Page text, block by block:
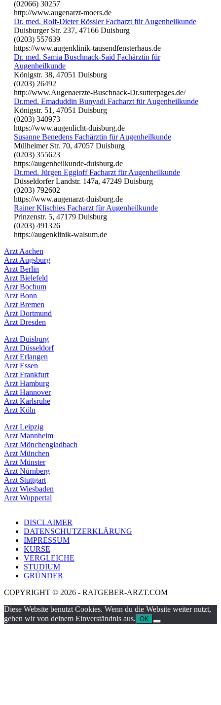
(02066) 30257
http://www.augenarzt-moers.de
Dr. med. Rolf-Dieter Rössler Facharzt für Augenheilkunde
Duisburger Str. 237, 47166 Duisburg
(0203) 557639
https://www.augenklinik-tausendfensterhaus.de
Dr. med. Samia Buschnack-Said Fachärztin für
Augenheilkunde
Königstr. 38, 47051 Duisburg
(0203) 26492
http://www.Augenaerzte-Buschnack-Dr.sutterpages.de/
Dr.med. Emaduddin Bunyadi Facharzt für Augenheilkunde
Königstr. 51, 47051 Duisburg
(0203) 340973
https://www.augenlicht-duisburg.de
Susanne Benedens Fachärztin für Augenheilkunde
Mülheimer Str. 70, 47057 Duisburg
(0203) 355623
https://augenheilkunde-duisburg.de
Dr.med. Jürgen Eggloff Facharzt für Augenheilkunde
Düsseldorfer Landstr. 147a, 47249 Duisburg
(0203) 792602
https://www.augenarzt-duisburg.de
Rainer Klischies Facharzt für Augenheilkunde
Prinzenstr. 5, 47179 Duisburg
(0203) 491326
https://augenklinik-walsum.de
Arzt Aachen
Arzt Augsburg
Arzt Berlin
Arzt Bielefeld
Arzt Bochum
Arzt Bonn
Arzt Bremen
Arzt Dortmund
Arzt Dresden
Arzt Duisburg
Arzt Düsseldorf
Arzt Erlangen
Arzt Essen
Arzt Frankfurt
Arzt Hamburg
Arzt Hannover
Arzt Karlsruhe
Arzt Köln
Arzt Leipzig
Arzt Mannheim
Arzt Mönchengladbach
Arzt München
Arzt Münster
Arzt Nürnberg
Arzt Stuttgart
Arzt Wiesbaden
Arzt Wuppertal
DISCLAIMER
DATENSCHUTZERKLÄRUNG
IMPRESSUM
KURSE
VERGLEICHE
STUDIUM
GRÜNDER
COPYRIGHT © 2026 - RATGEBER-ARZT.COM
Diese Website benutzt Cookies. Wenn du die Website weiter nutzt,
gehen wir von deinem Einverständnis aus. OK